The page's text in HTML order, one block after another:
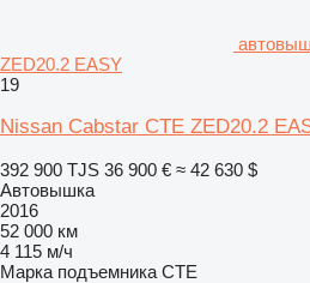
ZED20.2 EASY
19
Nissan Cabstar CTE ZED20.2
392 900 TJS 36 900 € ≈ 42 630 $
Автовышка
2016
52 000 км
4 115 м/ч
Марка подъемника CTE